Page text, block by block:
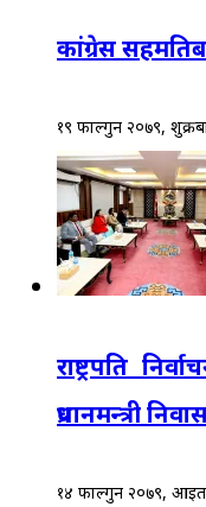
कांग्रेस
१९ फाल्गुन २०७९,
राष्ट्रपति
प्रधानमन्त्री
१४ फाल्गुन २०७९,